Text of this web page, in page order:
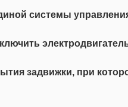
системы
задвижки, при